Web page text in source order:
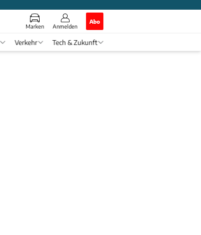
Marken Anmelden
Abo
Verkehr Tech & Zukunft